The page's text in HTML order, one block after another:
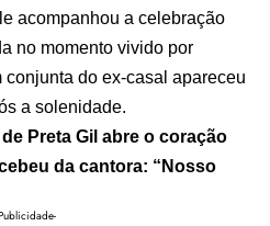
acompanhou a celebração
no momento vivido por
do ex-casal apareceu
a solenidade.
Preta Gil abre o coração
da cantora: “Nosso